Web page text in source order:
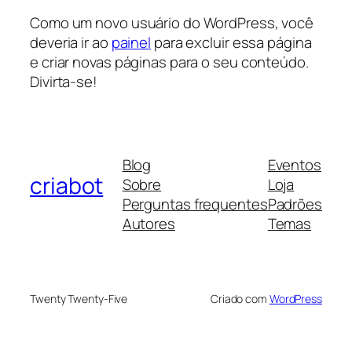
Como um novo usuário do WordPress, você
deveria ir ao painel para excluir essa página
e criar novas páginas para o seu conteúdo.
Divirta-se!
criabot
Blog
Sobre
Perguntas frequentes
Autores
Eventos
Loja
Padrões
Temas
Twenty Twenty-Five Criado com WordPress